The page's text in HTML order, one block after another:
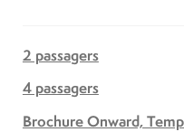
2 passagers
4 passagers
Brochure Onward,